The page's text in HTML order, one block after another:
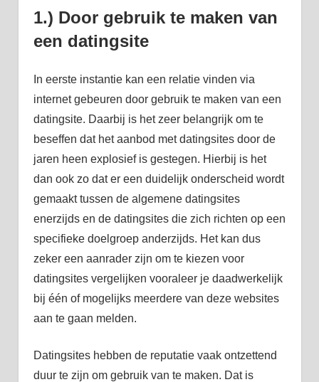
1.) Door gebruik te maken van
een datingsite
In eerste instantie kan een relatie vinden via
internet gebeuren door gebruik te maken van een
datingsite. Daarbij is het zeer belangrijk om te
beseffen dat het aanbod met datingsites door de
jaren heen explosief is gestegen. Hierbij is het
dan ook zo dat er een duidelijk onderscheid wordt
gemaakt tussen de algemene datingsites
enerzijds en de datingsites die zich richten op een
specifieke doelgroep anderzijds. Het kan dus
zeker een aanrader zijn om te kiezen voor
datingsites vergelijken vooraleer je daadwerkelijk
bij één of mogelijks meerdere van deze websites
aan te gaan melden.
Datingsites hebben de reputatie vaak ontzettend
duur te zijn om gebruik van te maken. Dat is